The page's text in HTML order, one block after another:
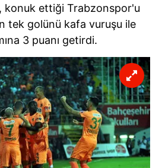
konuk ettiği Trabzonspor'u
tek golünü kafa vuruşu ile
3 puanı getirdi.